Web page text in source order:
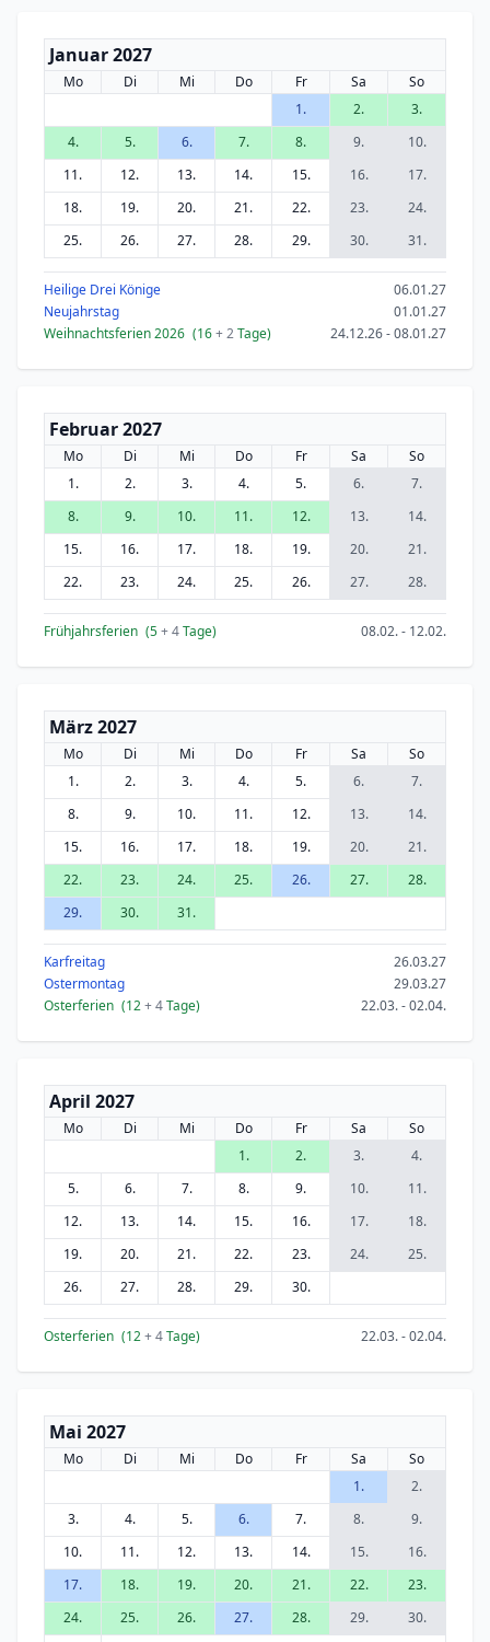
Januar 2027
Mo Di Mi Do Fr Sa
So
1.
2.
3.
4.
5. 6. 7. 8. 9.
10.
11.
12. 13. 14. 15. 16.
17.
18.
19. 20. 21. 22. 23.
24.
25.
26. 27. 28. 29. 30. 31.
Heilige Drei Könige
06.01.27
Neujahrstag
01.01.27
Weihnachtsferien 2026 (16+ 2Tage) 24.12.26 - 08.01.27
Februar 2027
Mo Di Mi Do Fr Sa
So
1.
2. 3. 4. 5. 6.
7.
8.
9. 10. 11. 12. 13.
14.
15.
16. 17. 18. 19. 20.
21.
22.
23. 24. 25. 26. 27. 28.
Frühjahrsferien (5+ 4Tage) 08.02. - 12.02.
März 2027
Mo Di Mi Do Fr Sa
So
1.
2. 3. 4. 5. 6.
7.
8.
9. 10. 11. 12. 13.
14.
15.
16. 17. 18. 19. 20.
21.
22.
23. 24. 25. 26. 27.
28.
29.
30. 31.
Karfreitag
26.03.27
Ostermontag
29.03.27
Osterferien (12+ 4Tage) 22.03. - 02.04.
April 2027
Mo Di Mi Do Fr Sa
So
1.
2. 3.
4.
5.
6. 7. 8. 9. 10.
11.
12.
13. 14. 15. 16. 17.
18.
19.
20. 21. 22. 23. 24.
25.
26.
27. 28. 29. 30.
Osterferien (12+ 4Tage) 22.03. - 02.04.
Mai 2027
Mo Di Mi Do Fr Sa
So
1.
2.
3.
4. 5. 6. 7. 8.
9.
10.
11. 12. 13. 14. 15.
16.
17.
18. 19. 20. 21. 22.
23.
24.
25. 26. 27. 28. 29.
30.